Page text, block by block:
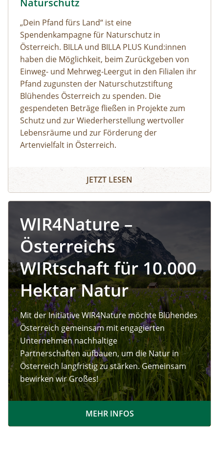
Naturschutz
„Dein Pfand fürs Land“ ist eine
Spendenkampagne für Naturschutz in
Österreich. BILLA und BILLA PLUS Kund:innen
haben die Möglichkeit, beim Zurückgeben von
Einweg- und Mehrweg-Leergut in den Filialen ihr
Pfand zugunsten der Naturschutzstiftung
Blühendes Österreich zu spenden. Die
gespendeten Beträge fließen in Projekte zum
Schutz und zur Wiederherstellung wertvoller
Lebensräume und zur Förderung der
Artenvielfalt in Österreich.
JETZT LESEN
WIR4Nature –
Österreichs
WIRtschaft für 10.000
Hektar Natur
Mit der Initiative WIR4Nature möchte Blühendes
Österreich gemeinsam mit engagierten
Unternehmen nachhaltige
Partnerschaften aufbauen, um die Natur in
Österreich langfristig zu stärken. Gemeinsam
bewirken wir Großes!
MEHR INFOS